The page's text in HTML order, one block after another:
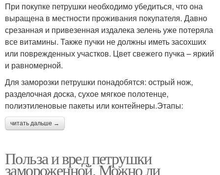
При покупке петрушки необходимо убедиться, что она
выращена в местности проживания покупателя. Давно
срезанная и привезенная издалека зелень уже потеряла
все витамины. Также пучки не должны иметь засохших
или поврежденных участков. Цвет свежего пучка – яркий
и равномерной.
Для заморозки петрушки понадобятся: острый нож,
разделочная доска, сухое мягкое полотенце,
полиэтиленовые пакеты или контейнеры.Этапы:
читать дальше →
Польза и вред петрушки
замороженной. Можно ли